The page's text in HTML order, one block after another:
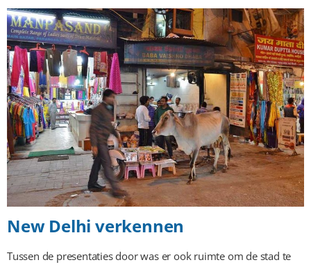
New Delhi verkennen
Tussen de presentaties door was er ook ruimte om de stad te